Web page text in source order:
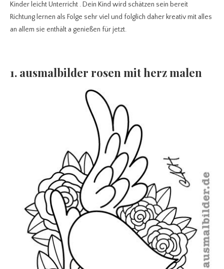
Kinder leicht Unterricht . Dein Kind wird schätzen sein bereit
Richtung lernen als Folge sehr viel und folglich daher kreativ mit alles
an allem sie enthält a genießen für jetzt.
1. ausmalbilder rosen mit herz malen